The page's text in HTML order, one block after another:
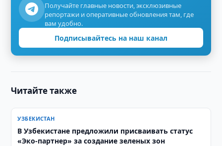
Получайте главные новости, эксклюзивные
репортажи и оперативные обновления там, где
вам удобно.
Подписывайтесь на наш канал
Читайте также
УЗБЕКИСТАН
В Узбекистане предложили присваивать статус
«Эко-партнер» за создание зеленых зон